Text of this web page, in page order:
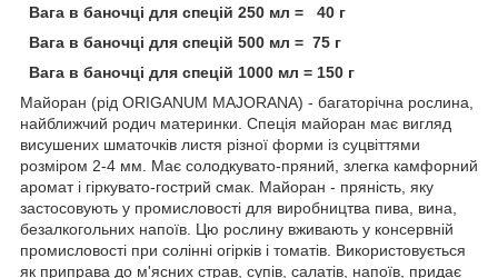
Вага в баночці для спецій 250 мл = 40 г
Вага в баночці для спецій 500 мл = 75 г
Вага в баночці для спецій 1000 мл = 150 г
Майоран (рід ORIGANUM MAJORANA) - багаторічна рослина,
найближчий родич материнки. Спеція майоран має вигляд
висушених шматочків листя різної форми із суцвіттями
розміром 2-4 мм. Має солодкувато-пряний, злегка камфорний
аромат і гіркувато-гострий смак. Майоран - пряність, яку
застосовують у промисловості для виробництва пива, вина,
безалкогольних напоїв. Цю рослину вживають у консервній
промисловості при солінні огірків і томатів. Використовується
як приправа до м'ясних страв, супів, салатів, напоїв, придає